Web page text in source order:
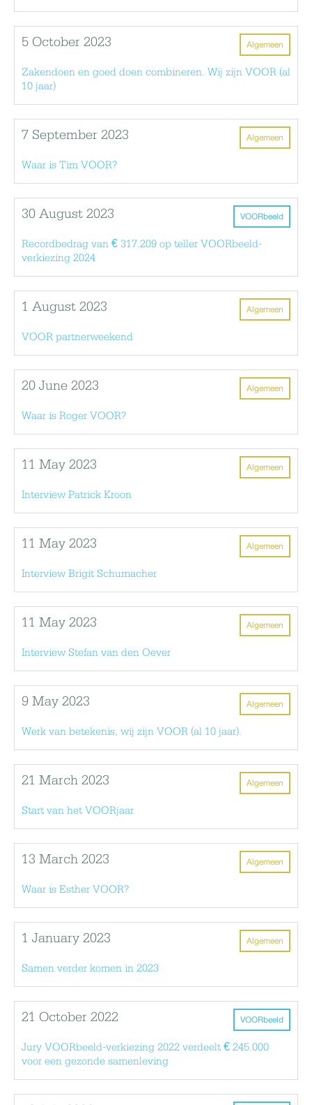
Algemeen
5 October 2023
Zakendoen en goed doen combineren. Wij zijn VOOR (al
10 jaar)
Algemeen
7 September 2023
Waar is Tim VOOR?
VOORbeeld
30 August 2023
Recordbedrag van € 317.209 op teller VOORbeeld-
verkiezing 2024
Algemeen
1 August 2023
VOOR partnerweekend
Algemeen
20 June 2023
Waar is Roger VOOR?
Algemeen
11 May 2023
Interview Patrick Kroon
Algemeen
11 May 2023
Interview Brigit Schumacher
Algemeen
11 May 2023
Interview Stefan van den Oever
Algemeen
9 May 2023
Werk van betekenis, wij zijn VOOR (al 10 jaar).
Algemeen
21 March 2023
Start van het VOORjaar
Algemeen
13 March 2023
Waar is Esther VOOR?
Algemeen
1 January 2023
Samen verder komen in 2023
VOORbeeld
21 October 2022
Jury VOORbeeld-verkiezing 2022 verdeelt € 245.000
voor een gezonde samenleving